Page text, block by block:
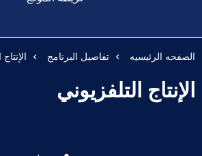
الصفحه الرئيسيه تفاصيل البرنامج
الإنتاج التلفزيوني